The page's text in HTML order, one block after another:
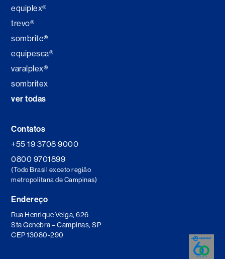
equiplex®
trevo®
sombrite®
equipesca®
varalplex®
sombritex
ver todas
Contatos
+55 19 3708 9000
0800 9701899
(Todo Brasil exceto região
metropolitana de Campinas)
Endereço
Rua Henrique Veiga, 626
Sta Genebra – Campinas, SP
CEP 13080-290